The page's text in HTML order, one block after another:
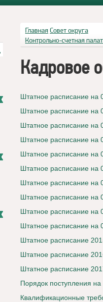
Главная Совет округа
Контрольно-счетная
Кадровое
Штатное расписание на
Штатное расписание на
Штатное расписание на
Штатное расписание на
Штатное расписание на
Штатное расписание на
Штатное расписание на
Штатное расписание на
Штатное расписание на
Штатное расписание на
Штатное расписание
Штатное расписание
Штатное расписание
Порядок поступления
Квалификационные